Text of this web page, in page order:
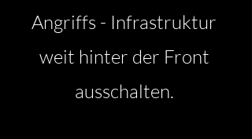
Angriffs - Infrastruktur
weit hinter der Front
ausschalten.